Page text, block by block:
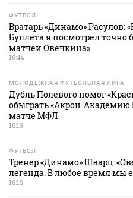
ФУТБОЛ
Вратарь «Динамо» Расулов:
Буллета я посмотрел точно
матчей Овечкина»
16:44
МОЛОДЕЖНАЯ ФУТБОЛЬНАЯ ЛИГА
Дубль Полевого помог
обыграть «Акрон‑Академию
матче МФЛ
16:19
ФУТБОЛ
Тренер «Динамо» Шварц:
легенда. В любое время мы
16:19